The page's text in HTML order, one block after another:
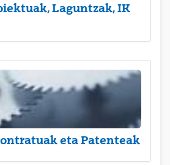
Laguntzak, IK
eta Patenteak